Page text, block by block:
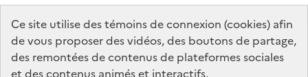
Ce site utilise des témoins de connexion (cookies) afin
de vous proposer des vidéos, des boutons de partage,
des remontées de contenus de plateformes sociales
et des contenus animés et interactifs.
data.gouv.fr legifrance.gouv.fr
info.gouv.fr
service-public.gouv.fr